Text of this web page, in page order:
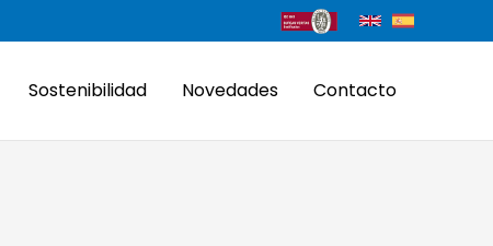
Sostenibilidad Novedades Contacto